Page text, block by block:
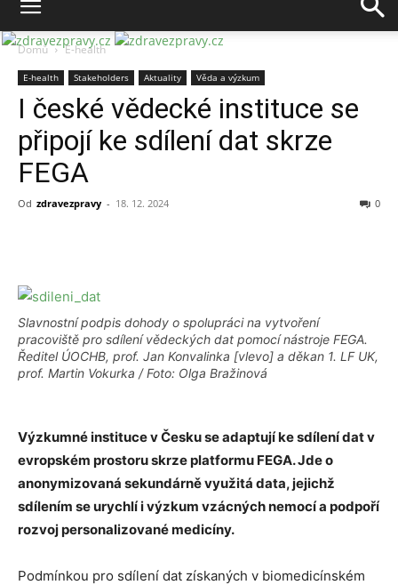
Domů E-health
E-health Stakeholders Aktuality Věda a výzkum
I české vědecké instituce se
připojí ke sdílení dat skrze
FEGA
Od zdravezpravy - 18. 12. 2024 0
Slavnostní podpis dohody o spolupráci na vytvoření
pracoviště pro sdílení vědeckých dat pomocí nástroje FEGA.
Ředitel ÚOCHB, prof. Jan Konvalinka [vlevo] a děkan 1. LF UK,
prof. Martin Vokurka / Foto: Olga Bražinová
Výzkumné instituce v Česku se adaptují ke sdílení dat v
evropském prostoru skrze platformu FEGA. Jde o
anonymizovaná sekundárně využitá data, jejichž
sdílením se urychlí i výzkum vzácných nemocí a podpoří
rozvoj personalizované medicíny.
Podmínkou pro sdílení dat získaných v biomedicínském